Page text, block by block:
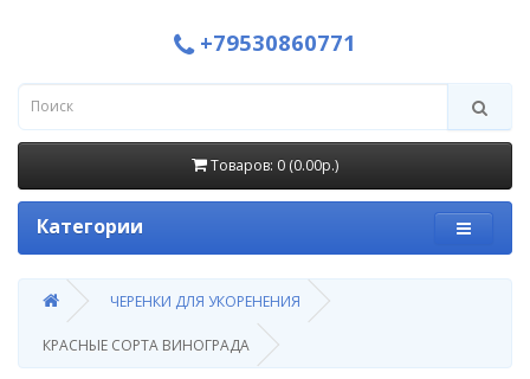
+79530860771
Товаров: 0 (0.00р.)
Категории
ЧЕРЕНКИ ДЛЯ УКОРЕНЕНИЯ
КРАСНЫЕ СОРТА ВИНОГРАДА